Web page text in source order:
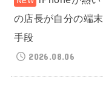
の店長が自分の端
手段
2026.08.06